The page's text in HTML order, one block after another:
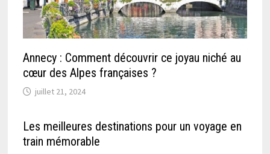
Annecy : Comment découvrir ce joyau niché au
cœur des Alpes françaises ?
juillet 21, 2024
Les meilleures destinations pour un voyage en
train mémorable